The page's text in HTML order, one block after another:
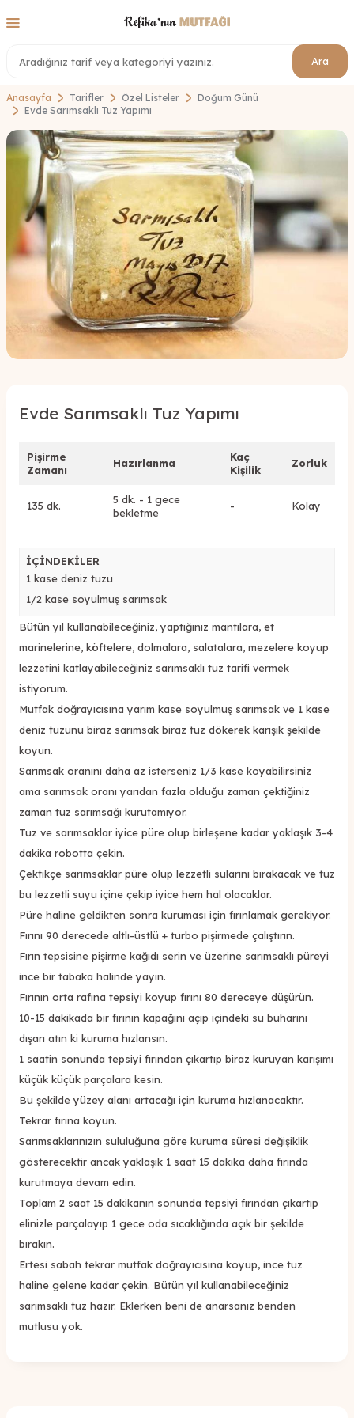
Ara
Anasayfa Tarifler Özel Listeler
Doğum Günü
Evde Sarımsaklı Tuz Yapımı
Evde Sarımsaklı Tuz Yapımı
Pişirme
Zamanı
Hazırlanma
Kaç
Kişilik
Zorluk
135 dk.
5 dk. - 1 gece
bekletme
- Kolay
İÇİNDEKİLER
1 kase deniz tuzu
1/2 kase soyulmuş sarımsak
Bütün yıl kullanabileceğiniz, yaptığınız mantılara, et
marinelerine, köftelere, dolmalara, salatalara, mezelere koyup
lezzetini katlayabileceğiniz sarımsaklı tuz tarifi vermek
istiyorum.
Mutfak doğrayıcısına yarım kase soyulmuş sarımsak ve 1 kase
deniz tuzunu biraz sarımsak biraz tuz dökerek karışık şekilde
koyun.
Sarımsak oranını daha az isterseniz 1/3 kase koyabilirsiniz
ama sarımsak oranı yarıdan fazla olduğu zaman çektiğiniz
zaman tuz sarımsağı kurutamıyor.
Tuz ve sarımsaklar iyice püre olup birleşene kadar yaklaşık 3-4
dakika robotta çekin.
Çektikçe sarımsaklar püre olup lezzetli sularını bırakacak ve tuz
bu lezzetli suyu içine çekip iyice hem hal olacaklar.
Püre haline geldikten sonra kuruması için fırınlamak gerekiyor.
Fırını 90 derecede altlı-üstlü + turbo pişirmede çalıştırın.
Fırın tepsisine pişirme kağıdı serin ve üzerine sarımsaklı püreyi
ince bir tabaka halinde yayın.
Fırının orta rafına tepsiyi koyup fırını 80 dereceye düşürün.
10-15 dakikada bir fırının kapağını açıp içindeki su buharını
dışarı atın ki kuruma hızlansın.
1 saatin sonunda tepsiyi fırından çıkartıp biraz kuruyan karışımı
küçük küçük parçalara kesin.
Bu şekilde yüzey alanı artacağı için kuruma hızlanacaktır.
Tekrar fırına koyun.
Sarımsaklarınızın sululuğuna göre kuruma süresi değişiklik
gösterecektir ancak yaklaşık 1 saat 15 dakika daha fırında
kurutmaya devam edin.
Toplam 2 saat 15 dakikanın sonunda tepsiyi fırından çıkartıp
elinizle parçalayıp 1 gece oda sıcaklığında açık bir şekilde
bırakın.
Ertesi sabah tekrar mutfak doğrayıcısına koyup, ince tuz
haline gelene kadar çekin. Bütün yıl kullanabileceğiniz
sarımsaklı tuz hazır. Eklerken beni de anarsanız benden
mutlusu yok.